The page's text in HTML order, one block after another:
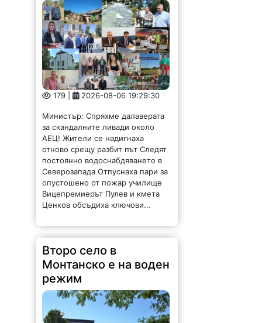
постоянно водоснабдяването в
Северозапада Отпуснаха пари за
опустошено от пожар училище
Вицепремиерът Пулев и кмета
Ценков обсъдиха ключови...
Второ село в
Монтанско е на воден
режим
284 | 2026-08-06 17:12:29
Бойчиновското село
Владимирово от днес е на
режим. Заради сушата има
недостиг на питейна вода. В
долната част на населеното
място ще има вода през деня от
8 до 12 часа,...